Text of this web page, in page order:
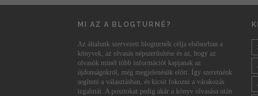
MI AZ A BLOGTURNÉ?
Az általunk szervezett blogturnék célja elsősorban a
könyvek, az olvasás népszerűsítése és az, hogy az
olvasók minél több információt kapjanak az
újdonságokról, még megjelenésük előtt. Így szeretnénk
segíteni a választásban, és kicsit fokozni a várakozás
izgalmát. A posztokat pedig akár a könyv olvasása után